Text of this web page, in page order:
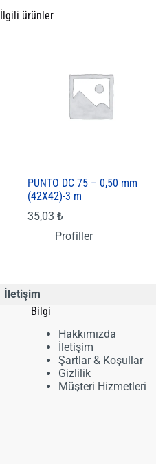
İlgili ürünler
PUNTO DC 75 – 0,50 mm
(42X42)-3 m
35,03 ₺
Profiller
İletişim
Bilgi
Hakkımızda
İletişim
Şartlar & Koşullar
Gizlilik
Müşteri Hizmetleri